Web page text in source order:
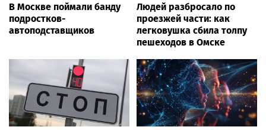
В Москве поймали банду
подростков-
автоподставщиков
Людей разбросало по
проезжей части: как
легковушка сбила толпу
пешеходов в Омске